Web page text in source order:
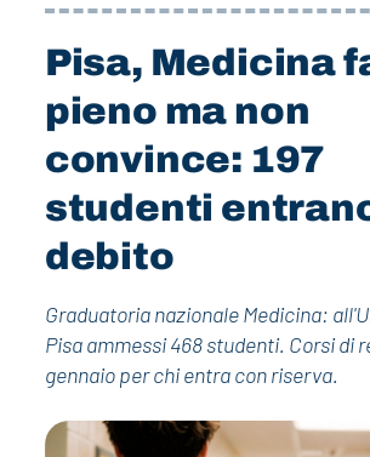
Pisa, Medicina
pieno ma non
convince: 197
studenti
debito
Graduatoria nazionale Medicina:
Pisa ammessi 468 studenti. Corsi di
gennaio per chi entra con riserva.